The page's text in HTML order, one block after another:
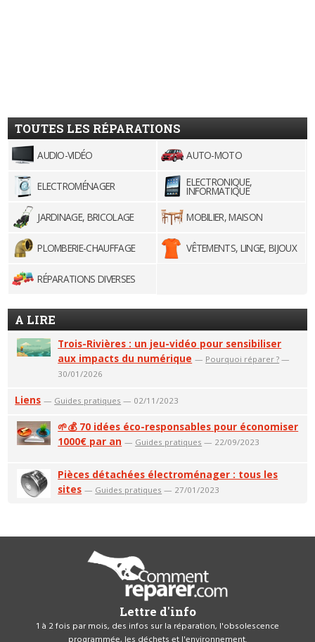
TOUTES LES RÉPARATIONS
AUDIO-VIDÉO AUTO-MOTO
ELECTROMÉNAGER ELECTRONIQUE,
INFORMATIQUE
JARDINAGE, BRICOLAGE
MOBILIER, MAISON
PLOMBERIE-CHAUFFAGE VÊTEMENTS, LINGE, BIJOUX
RÉPARATIONS DIVERSES
A LIRE
Trois-Rivières : un jeu-vidéo pour sensibiliser
aux impacts du numérique — Pourquoi réparer ? —
30/01/2026
Liens — Guides pratiques — 02/11/2023
🌱💰 70 idées éco-responsables pour économiser
1000€ par an — Guides pratiques — 22/09/2023
Pièces détachées électroménager : tous les
sites — Guides pratiques — 27/01/2023
Lettre d'info
1 à 2 fois par mois, des infos sur la réparation, l'obsolescence